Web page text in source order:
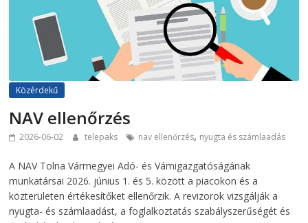
Közérdekű
NAV ellenőrzés
2026-06-02 telepaks nav ellenőrzés, nyugta és számlaadás
A NAV Tolna Vármegyei Adó- és Vámigazgatóságának
munkatársai 2026. június 1. és 5. között a piacokon és a
közterületen értékesítőket ellenőrzik. A revizorok vizsgálják a
nyugta- és számlaadást, a foglalkoztatás szabályszerűségét és